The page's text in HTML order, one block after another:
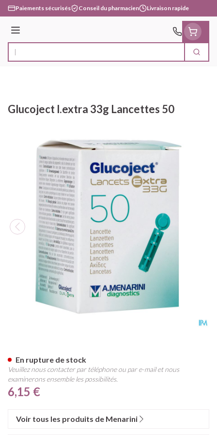
Aller au contenu
Paiements sécurisés Conseil du pharmacien Livraison rapide
Menu
Rechercher
Glucoject l.extra 33g Lancettes 50
6,15 €
En rupture de stock
Veuillez nous contacter par téléphone ou par e-mail et nous
examinerons ensemble les possibilités.
Voir tous les produits de Menarini